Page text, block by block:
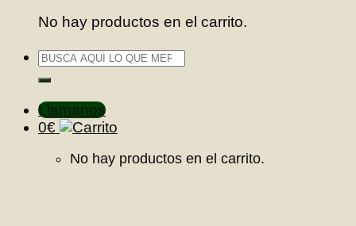
No hay productos en el carrito.
Buscar
Llamanos
0€
No hay productos en el carrito.